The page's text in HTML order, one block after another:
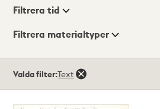
Visningsläge
Filtrera tid
Filtrera materialtyper
träffar
Valda filter:Text